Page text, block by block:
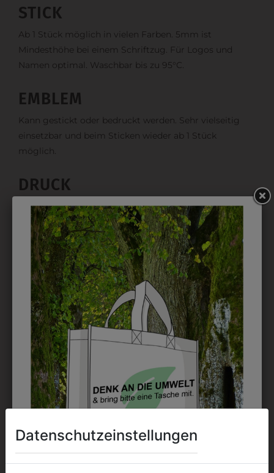
STICK
Ab 1 Stück möglich in vielen Farben. 5mm ist
Mindesthöhe bei einem Schriftzug. Für Logos und
Namen optimal. Waschbar bis zu 95°C.
EMBLEM
Kann gestickt oder bedruckt werden. Sehr vielseitig
einsetzbar und beim Sticken wieder ab 1 Stück
möglich.
DRUCK
Perfekt für große Logos und für kleine Details, jedoch
kostet jede Farbe extra und ist erst ab 12 Stück
möglich. Waschbar bis zu 60°C.
DAS KÖNNTE IHNEN
AUCH GEFALLEN
Datenschutzeinstellungen